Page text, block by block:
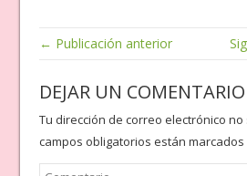
← Publicación anterior
DEJAR UN COMENTARIO
Tu dirección de correo electrónico
campos obligatorios están marcados